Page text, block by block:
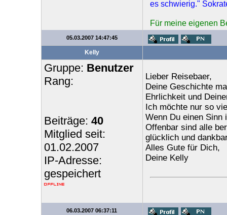
es schwierig."
Für meine eigenen
05.03.2007 14:47:45
Kelly
Gruppe: Benutzer
Rang:
Beiträge: 40
Mitglied seit:
01.02.2007
IP-Adresse:
gespeichert
Lieber Reisebaer,
Deine Geschichte
Ehrlichkeit und
Ich möchte nur so
Wenn Du einen Sinn
Offenbar sind alle
glücklich und
Alles Gute für Dich,
Deine Kelly
06.03.2007 06:37:11